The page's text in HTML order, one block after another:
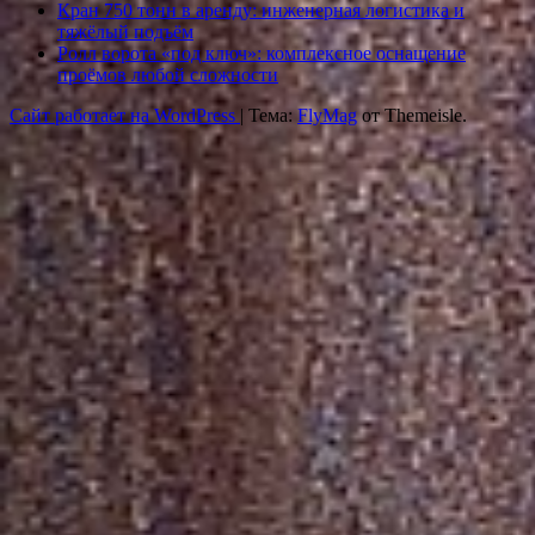
Кран 750 тонн в аренду: инженерная логистика и
тяжёлый подъём
Ролл ворота «под ключ»: комплексное оснащение
проёмов любой сложности
Сайт работает на WordPress | Тема:FlyMagот Themeisle.